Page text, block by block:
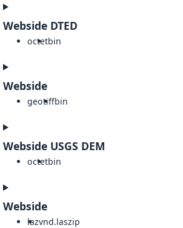
Webside DTED
octetbin
Webside
geotiffbin
Webside USGS DEM
octetbin
Webside
lazvnd.laszip